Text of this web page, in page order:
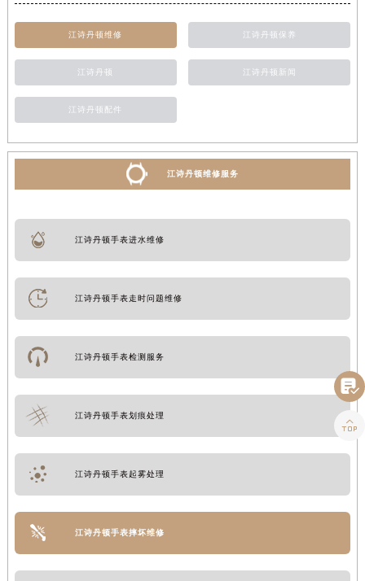
江诗丹顿维修 江诗丹顿保养
江诗丹顿 江诗丹顿新闻
江诗丹顿配件
江诗丹顿维修服务
江诗丹顿手表进水维修
江诗丹顿手表走时问题维修
江诗丹顿手表检测服务
江诗丹顿手表划痕处理
江诗丹顿手表起雾处理
江诗丹顿手表摔坏维修

